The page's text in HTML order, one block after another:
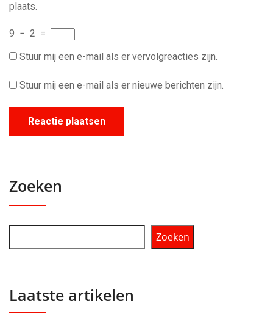
plaats.
9 − 2 =
Stuur mij een e-mail als er vervolgreacties zijn.
Stuur mij een e-mail als er nieuwe berichten zijn.
Zoeken
Zoeken
Laatste artikelen